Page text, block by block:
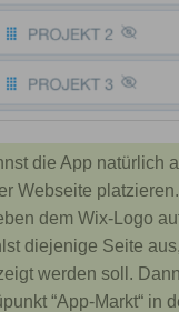
die App natürlich
Webseite
dem Wix-Logo
diejenige Seite
werden soll.
“App-Markt“ in